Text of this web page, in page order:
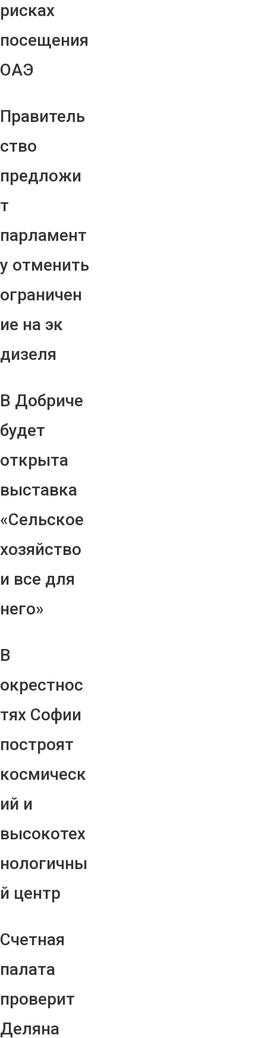
рисках
посещения
ОАЭ
Правитель
ство
предложи
т
парламент
у отменить
ограничен
ие на эк
дизеля
В Добриче
будет
открыта
выставка
«Сельское
хозяйство
и все для
него»
В
окрестнос
тях Софии
построят
космическ
ий и
высокотех
нологичны
й центр
Счетная
палата
проверит
Деляна